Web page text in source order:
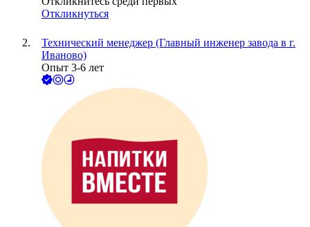
Откликнуться
Технический менеджер (Главный инженер завода в г.
Иваново)
Опыт 3-6 лет